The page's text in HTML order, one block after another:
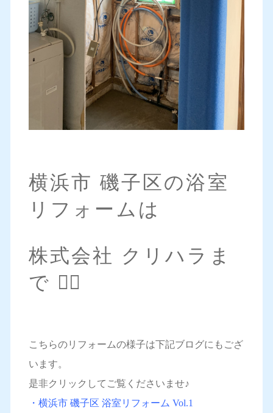
横浜市 磯子区の浴室
リフォームは
株式会社 クリハラま
で 💁‍♀️
こちらのリフォームの様子は下記ブログにもござ
います。
是非クリックしてご覧くださいませ♪
・横浜市 磯子区 浴室リフォーム Vol.1